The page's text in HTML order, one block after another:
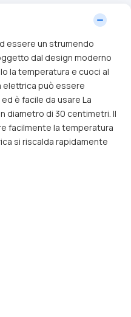
essere un strumendo
dal design moderno
la temperatura e cuoci al
elettrica può essere
è facile da usare La
diametro di 30 centimetri. Il
facilmente la temperatura
si riscalda rapidamente